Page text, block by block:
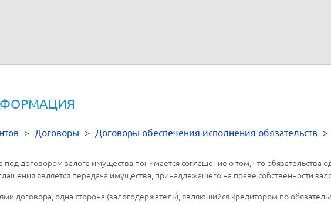
> Договоры > Договоры обеспечения исполнения обязательств >
под договором залога имущества понимается соглашение о том, что обязательства
является передача имущества, принадлежащего на праве собственности
договора, одна сторона (залогодержатель), являющийся кредитором по